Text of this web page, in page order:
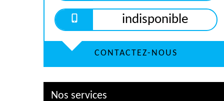
indisponible
CONTACTEZ-NOUS
Nos services